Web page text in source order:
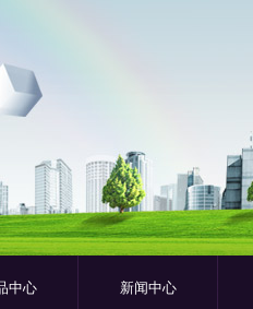
中心 新闻中心